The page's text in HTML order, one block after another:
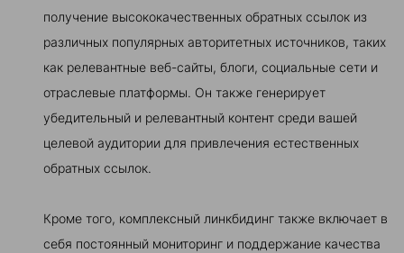
получение высококачественных обратных ссылок из
различных популярных авторитетных источников, таких
как релевантные веб-сайты, блоги, социальные сети и
отраслевые платформы. Он также генерирует
убедительный и релевантный контент среди вашей
целевой аудитории для привлечения естественных
обратных ссылок.
Кроме того, комплексный линкбидинг также включает в
себя постоянный мониторинг и поддержание качества